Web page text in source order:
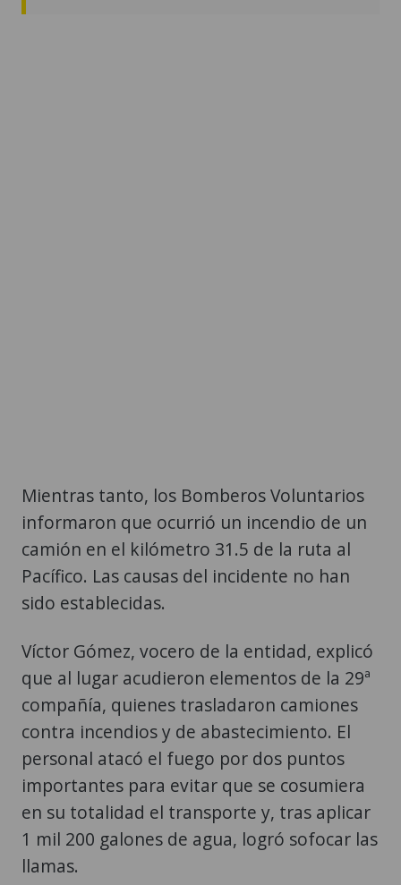
Mientras tanto, los Bomberos Voluntarios
informaron que ocurrió un incendio de un
camión en el kilómetro 31.5 de la ruta al
Pacífico. Las causas del incidente no han
sido establecidas.
Víctor Gómez, vocero de la entidad, explicó
que al lugar acudieron elementos de la 29ª
compañía, quienes trasladaron camiones
contra incendios y de abastecimiento. El
personal atacó el fuego por dos puntos
importantes para evitar que se cosumiera
en su totalidad el transporte y, tras aplicar
1 mil 200 galones de agua, logró sofocar las
llamas.